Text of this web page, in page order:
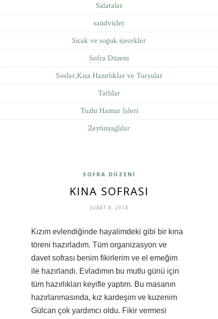
Salatalar
sandviçler
Sıcak ve soğuk içecekler
Sofra Düzeni
Soslar,Kışa Hazırlıklar ve Turşular
Tatlılar
Tuzlu Hamur İşleri
Zeytinyağlılar
SOFRA DÜZENI
KINA SOFRASI
ŞUBAT 8, 2018
Kızım evlendiğinde hayalimdeki gibi bir kına
töreni hazırladım. Tüm organizasyon ve
davet sofrası benim fikirlerim ve el emeğim
ile hazırlandı. Evladımın bu mutlu günü için
tüm hazırlıkları keyifle yaptım. Bu masanın
hazırlanmasında, kız kardeşim ve kuzenim
Gülcan çok yardımcı oldu. Fikir vermesi